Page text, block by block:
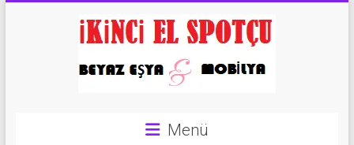
Menü